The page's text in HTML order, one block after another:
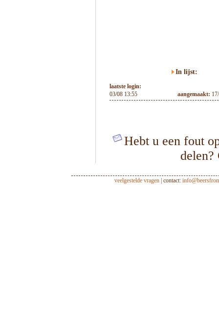
In lijst:
laatste login:
03/08 13:55
aangemaakt:
Hebt u een fout
veelgestelde vragen| contact: